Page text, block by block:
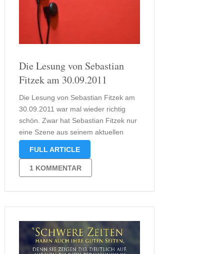
Die Lesung von Sebastian
Fitzek am 30.09.2011
Die Lesung von Sebastian Fitzek am
30.09.2011 war mal wieder richtig
schön. Zwar hat Sebastian Fitzek nur
eine Szene aus seinem aktuellen
Buch „Der Augenjäger“ gelesen, aber
Hintergrund erzählt. Mal wieder ging
es darum, wie seine Bücher
entstehen, und was in …
FULL ARTICLE
1 KOMMENTAR